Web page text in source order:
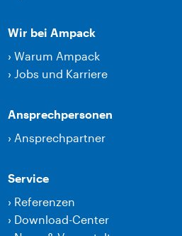
Wir bei Ampack
›Warum Ampack
› Jobs und Karriere
Ansprechpersonen
› Ansprechpartner
Service
› Referenzen
› Download-Center